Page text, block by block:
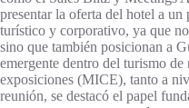
presentar la oferta del hotel a
turístico y corporativo, ya que
sino que también posicionan a
emergente dentro del turismo
exposiciones (MICE), tanto a
reunión, se destacó el papel